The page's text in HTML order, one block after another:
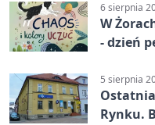
6 sierpnia
W
- dzień
5 sierpnia
Rynku.